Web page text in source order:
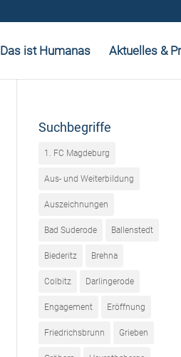
Das ist Humanas Aktuelles &
Suchbegriffe
1. FC Magdeburg
Aus- und Weiterbildung
Auszeichnungen
Bad Suderode Ballenstedt
Biederitz Brehna
Colbitz Darlingerode
Engagement Eröffnung
Friedrichsbrunn Grieben